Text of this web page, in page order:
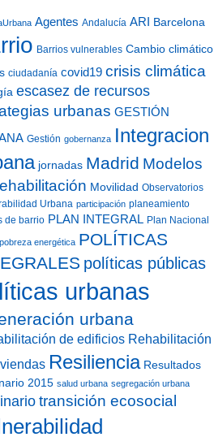
Agentes Andalucía ARI Barcelona
Barrios vulnerables Cambio climático
ciudadanía covid19 crisis climática
escasez de recursos
urbanas GESTIÓN
Gestión gobernanza Integracion
jornadas Madrid Modelos
Movilidad Observatorios
Urbana participación planeamiento
de barrio PLAN INTEGRAL Plan Nacional
pobreza energética POLÍTICAS
políticas públicas
urbanas
urbana
de edificios Rehabilitación
Resiliencia Resultados
2015 salud urbana segregación urbana
transición ecosocial